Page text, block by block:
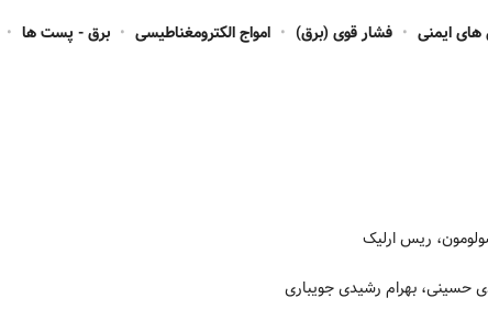
ایمنی • فشار قوی (برق) • امواج الکترومغناطیسی • برق - پست ها •
ریس ارلیک
حسینی، بهرام رشیدی جویباری